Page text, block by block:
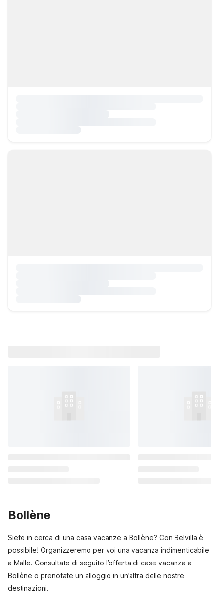
Bollène
Siete in cerca di una casa vacanze a Bollène? Con Belvilla è
possibile! Organizzeremo per voi una vacanza indimenticabile
a Malle. Consultate di seguito l’offerta di case vacanza a
Bollène o prenotate un alloggio in un’altra delle nostre
destinazioni.